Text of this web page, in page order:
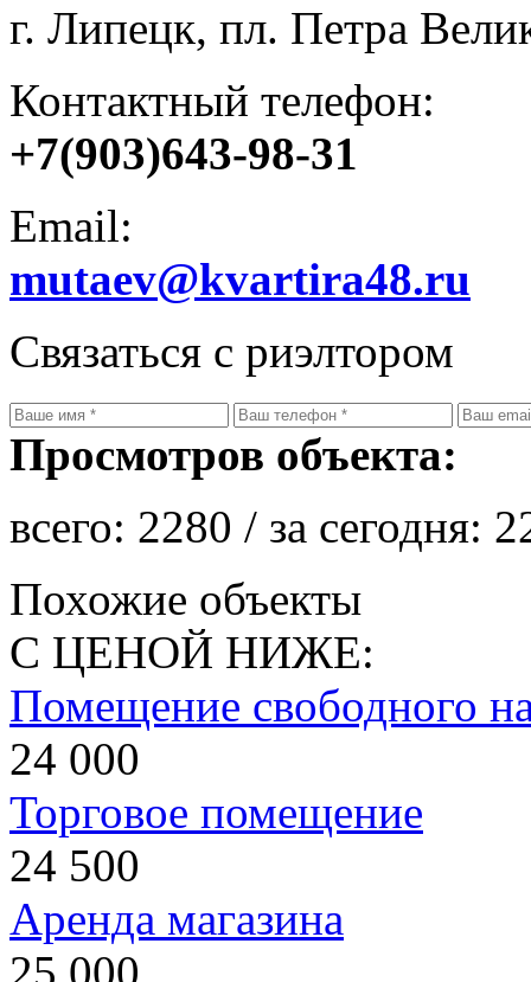
г. Липецк, пл. Петра
Контактный телефон:
+7(903)643-98-31
Email:
mutaev@kvartira48.ru
Связаться с риэлтором
Просмотров объекта:
всего: 2280 / за сегодня:
Похожие объекты
С ЦЕНОЙ НИЖЕ:
Помещение свободного
24 000
Торговое помещение
24 500
Аренда магазина
25 000